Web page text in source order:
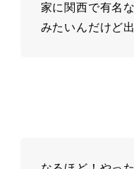
家に関西で有名な
みたいんだけど